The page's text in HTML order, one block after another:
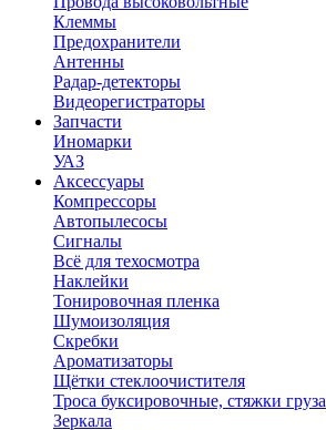
Клеммы
Предохранители
Антенны
Радар-детекторы
Видеорегистраторы
Запчасти
Иномарки
УАЗ
Аксесcуары
Компрессоры
Автопылесосы
Сигналы
Всё для техосмотра
Наклейки
Тонировочная пленка
Шумоизоляция
Скребки
Ароматизаторы
Щётки стеклоочистителя
Троса буксировочные, стяжки груза
Зеркала